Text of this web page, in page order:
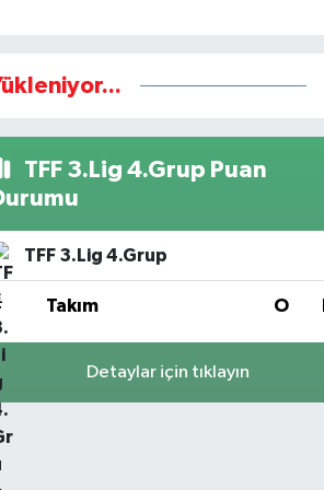
TFF 3.Lig 4.Grup Puan
TFF 3.Lig 4.Grup
Takım O
Detaylar için tıklayın